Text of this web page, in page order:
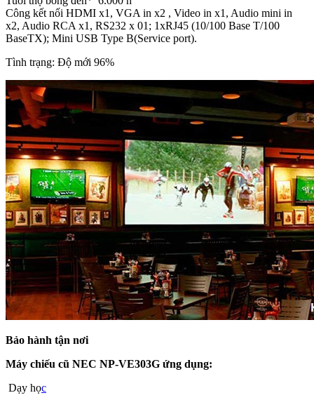
Công kết nối HDMI x1, VGA in x2 , Video in x1, Audio mini in
x2, Audio RCA x1, RS232 x 01; 1xRJ45 (10/100 Base T/100
BaseTX); Mini USB Type B(Service port).
Tình trạng: Độ mới 96%
Bảo hành tận nơi
Máy chiếu cũ NEC NP-VE303G ứng dụng:
Dạy học